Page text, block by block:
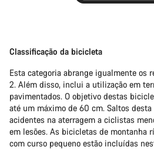
Classificação da bicicleta
Esta categoria abrange igualmente os
2. Além disso, inclui a utilização em
pavimentados. O objetivo destas
até um máximo de 60 cm. Saltos
acidentes na aterragem a ciclistas
em lesões. As bicicletas de montanha
com curso pequeno estão incluídas